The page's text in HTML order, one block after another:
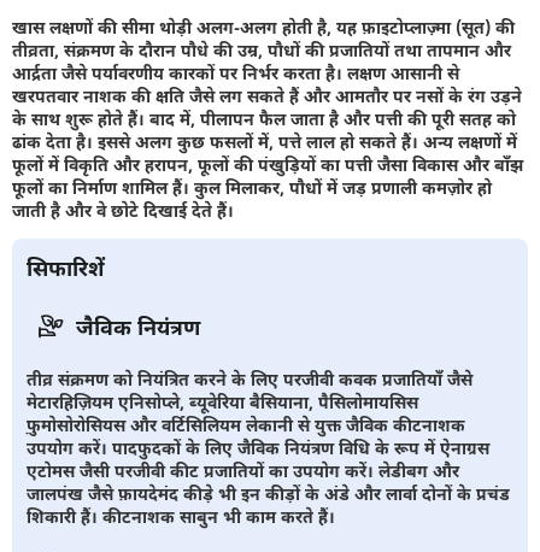
खास लक्षणों की सीमा थोड़ी अलग-अलग होती है, यह फ़ाइटोप्लाज़्मा (सूत) की
तीव्रता, संक्रमण के दौरान पौधे की उम्र, पौधों की प्रजातियों तथा तापमान और
आर्द्रता जैसे पर्यावरणीय कारकों पर निर्भर करता है। लक्षण आसानी से
खरपतवार नाशक की क्षति जैसे लग सकते हैं और आमतौर पर नसों के रंग उड़ने
के साथ शुरू होते हैं। बाद में, पीलापन फैल जाता है और पत्ती की पूरी सतह को
ढांक देता है। इससे अलग कुछ फसलों में, पत्ते लाल हो सकते हैं। अन्य लक्षणों में
फूलों में विकृति और हरापन, फूलों की पंखुड़ियों का पत्ती जैसा विकास और बाँझ
फूलों का निर्माण शामिल हैं। कुल मिलाकर, पौधों में जड़ प्रणाली कमज़ोर हो
जाती है और वे छोटे दिखाई देते हैं।
सिफारिशें
जैविक नियंत्रण
तीव्र संक्रमण को नियंत्रित करने के लिए परजीवी कवक प्रजातियाँ जैसे
मेटारहिज़ियम एनिसोप्ले, ब्यूवेरिया बैसियाना, पैसिलोमायसिस
फ़ुमोसोरोसियस और वर्टिसिलियम लेकानी से युक्त जैविक कीटनाशक
उपयोग करें। पादफुदकों के लिए जैविक नियंत्रण विधि के रूप में ऐनाग्रस
एटोमस जैसी परजीवी कीट प्रजातियों का उपयोग करें। लेडीबग और
जालपंख जैसे फ़ायदेमंद कीड़े भी इन कीड़ों के अंडे और लार्वा दोनों के प्रचंड
शिकारी हैं। कीटनाशक साबुन भी काम करते हैं।